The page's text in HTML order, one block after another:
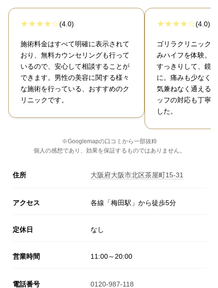
(4.0)
施術料金はすべて明確に表示されて
おり、無料カウンセリングも行って
いるので、安心して相談することが
できます。男性の美容に関する様々
な施術を行っている、おすすめのク
リニックです。
(4.0)
ゴリラクリニック
みハイフを体験。
すっきりして、鏡
に。痛みも少なく
気兼ねなく通える
ッフの対応も丁寧
した。
※Googlemapの口コミから一部抜粋
個人の感想であり、効果を保証するものではありません。
住所 大阪府大阪市北区茶屋町15-31
アクセス 各線「梅田駅」から徒歩5分
定休日 なし
営業時間 11:00～20:00
電話番号 0120-987-118